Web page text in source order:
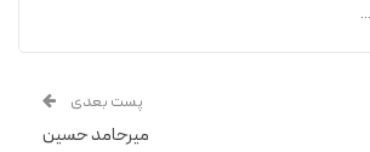
پست بعدی
میرحامد حسین